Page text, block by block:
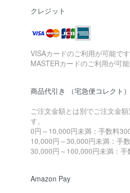
クレジット
VISAカードのご利用が可能です
MASTERカードのご利用が可能
商品代引き （宅急便コレクト）
ご注文金額とは別でご注文金
す。
0円～10,000円未満：手数料
10,000円～30,000円未満：手
30,000円～100,000円未満：手
Amazon Pay